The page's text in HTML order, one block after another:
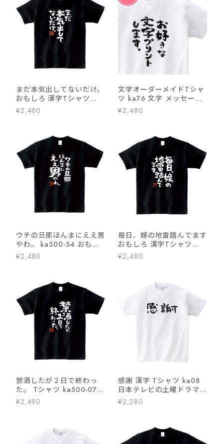
まだ本気出してないだけ。
おもしろ 漢字Tシャツ
ka300-03
¥2,480
文字オーダーメイドTシャ
ツ ka76 文字 メッセージ
漢字 おもしろtシャツ
¥2,480
ウチの旦那ほんまにええ男
やわ。 ka500-54 おもし
ろ 漢字Tシャツ 自慢 結婚
祝い 結婚 お祝い 夫婦 ポ
¥2,480
毎日、嫁の地雷踏んでます
おもしろ 漢字Tシャツ
ka400-03
¥2,480
禁酒したが２日で終わっ
た。 Tシャツ ka500-07
漢字Tシャツ おもしろ Tシ
ャツ 漢字 和柄 勉強 自虐
¥2,480
感謝 漢字 Tシャツ ka08
日本テレビの土曜ドラマ
35歳の少女 竜星涼 手書き
海外 土産
¥2,280